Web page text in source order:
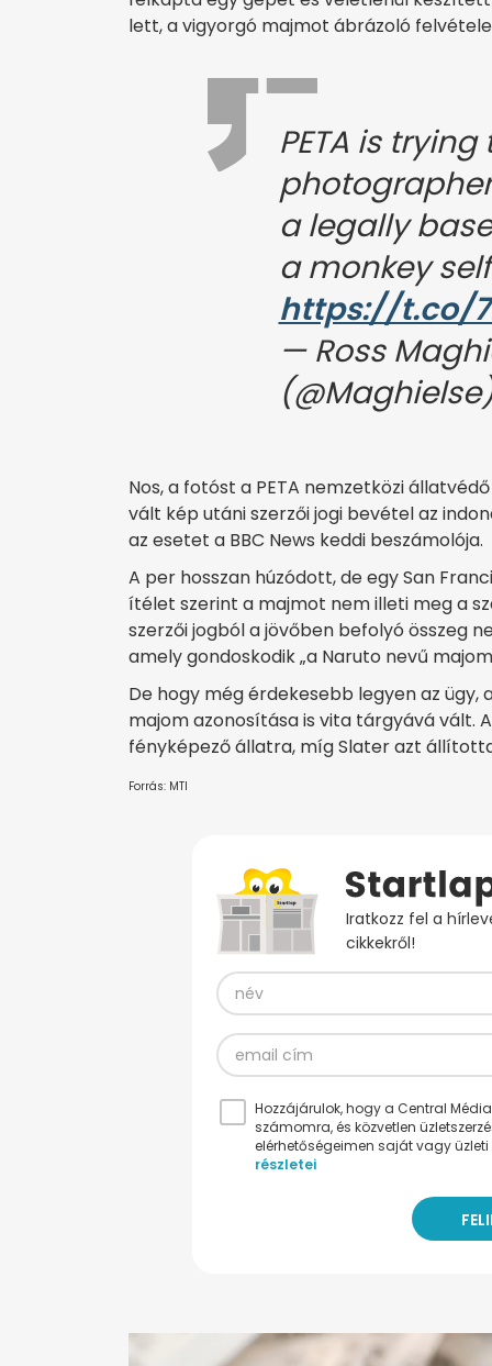
lett, a vigyorgó majmot ábrázoló
PETA is
a legally
a monkey
https://t.co/
— Ross
Nos, a fotóst a PETA nemzetközi
vált kép utáni szerzői jogi bevétel az
az esetet a BBC News keddi beszámolója.
A per hosszan húzódott, de egy San
ítélet szerint a majmot nem illeti meg a
szerzői jogból a jövőben befolyó összeg
amely gondoskodik „a Naruto nevű
De hogy még érdekesebb legyen az ügy,
majom azonosítása is vita tárgyává vált.
fényképező állatra, míg Slater azt
Forrás: MTI
Iratkozz fel a
cikkekről!
Hozzájárulok, hogy a Central
számomra, és közvetlen
elérhetőségeimen saját vagy
részletei